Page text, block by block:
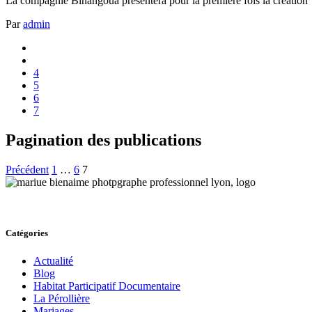
Paradmin
4
5
6
7
Pagination des publications
Précédent 1 … 6 7
Catégories
Actualité
Blog
Habitat Participatif Documentaire
La Pérollière